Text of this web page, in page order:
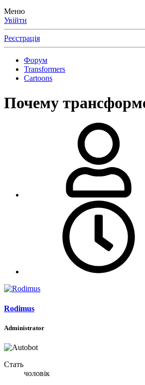
Меню
Увійти
Реєстрація
Форум
Transformers
Cartoons
Почему
Rodimus
Administrator
Стать
чоловік